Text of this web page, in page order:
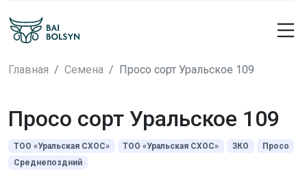
Главная Семена Просо сорт Уральское 109
Просо сорт Уральское 109
ТОО «Уральская СХОС» ТОО «Уральская СХОС» ЗКО
Просо
Среднепоздний